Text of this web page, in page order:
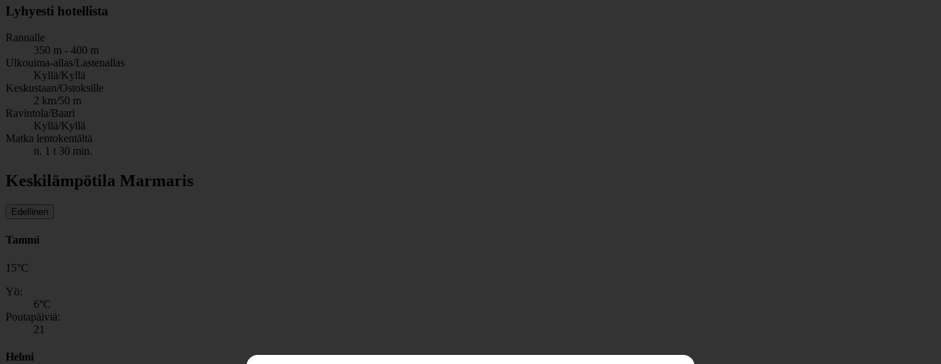
Lyhyesti hotellista
Rannalle
350 m - 400 m
Ulkouima-allas/Lastenallas
Kyllä/Kyllä
Keskustaan/Ostoksille
2 km/50 m
Ravintola/Baari
Kyllä/Kyllä
Matka lentokentältä
n. 1 t 30 min.
Keskilämpötila Marmaris
Edellinen
Tammi
15°C
Yö:
6°C
Poutapäiviä:
21
Helmi